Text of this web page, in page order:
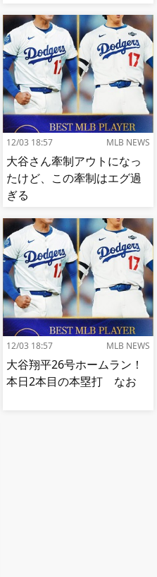
肘鉄を顔面に食らう[海外の
反応]
12/03 18:57 MLB NEWS
大谷さん牽制アウトになっ
たけど、この牽制はエグ過
ぎる
12/03 18:57 MLB NEWS
大谷翔平26号ホームラン！
本日2本目の本塁打 なお